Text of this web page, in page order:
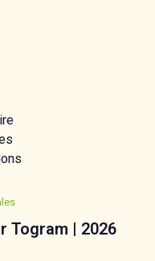
Togram | 2026